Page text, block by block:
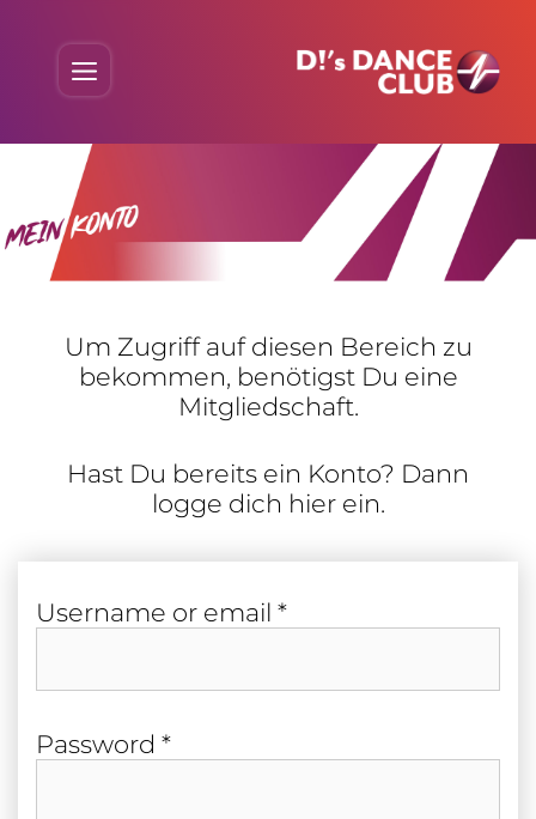
content
Um Zugriff auf diesen Bereich zu
bekommen, benö­tigst Du eine
Mitgliedschaft.
Hast Du bereits ein Konto? Dann
logge dich hier ein.
User­name or email *Required
Pass­word *Required